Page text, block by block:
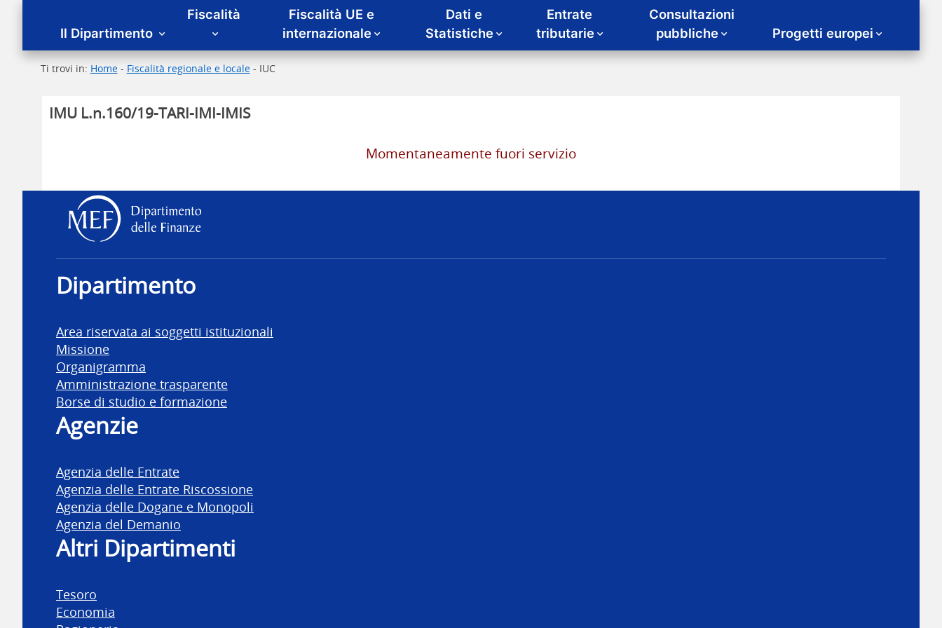
Menu principale
Il Dipartimento
Fiscalità
Fiscalità UE e
internazionale
Dati e
Statistiche
Entrate
tributarie
Consultazioni
pubbliche
Progetti europei
Ti trovi in: Home- Fiscalità regionale e locale- IUC
IMU L.n.160/19-TARI-IMI-IMIS
Momentaneamente fuori servizio
Dipartimento delle Finanze
Dipartimento
Area riservata ai soggetti istituzionali
Missione
Organigramma
Amministrazione trasparente
Borse di studio e formazione
Agenzie
Agenzia delle Entrate
Agenzia delle Entrate Riscossione
Agenzia delle Dogane e Monopoli
Agenzia del Demanio
Altri Dipartimenti
Tesoro
Economia